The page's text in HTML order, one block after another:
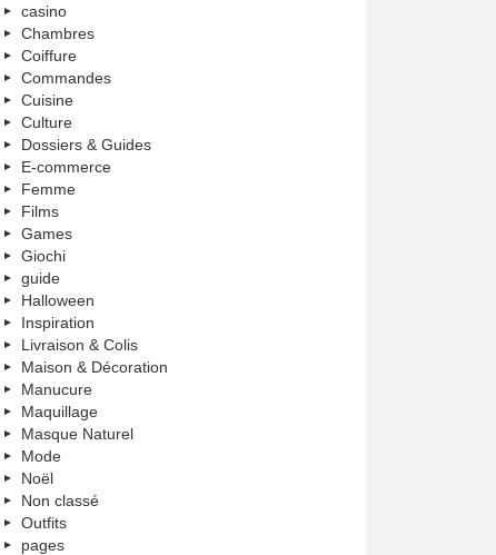
casino
Chambres
Coiffure
Commandes
Cuisine
Culture
Dossiers & Guides
E-commerce
Femme
Films
Games
Giochi
guide
Halloween
Inspiration
Livraison & Colis
Maison & Décoration
Manucure
Maquillage
Masque Naturel
Mode
Noël
Non classé
Outfits
pages